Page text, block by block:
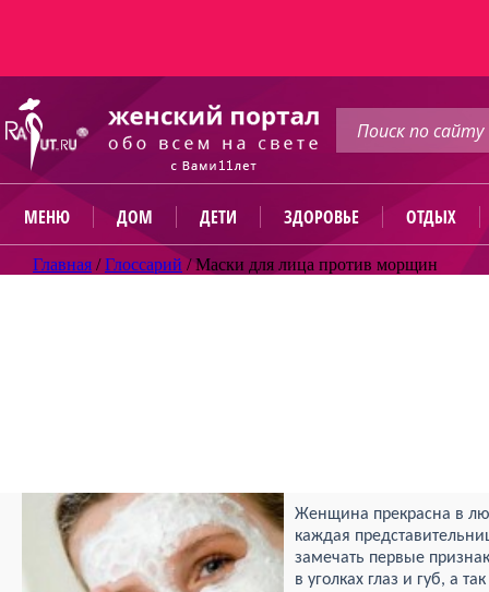
МЕНЮ ДОМ ДЕТИ ЗДОРОВЬЕ ОТДЫХ
Главная /Глоссарий /Маски для лица против морщин
Женщина прекрасна в
каждая
замечать первые
в уголках глаз и губ, а